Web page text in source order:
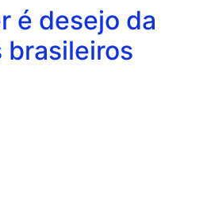
é desejo da
brasileiros